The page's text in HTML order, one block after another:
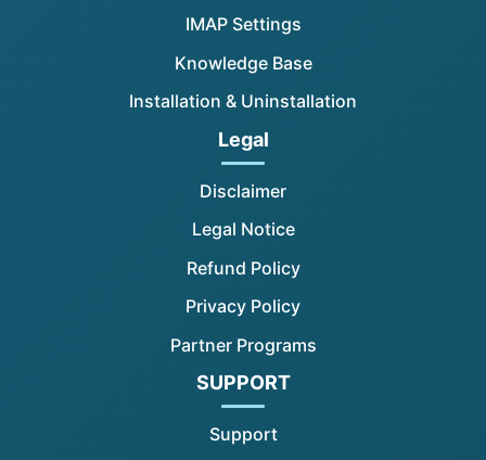
IMAP Settings
Knowledge Base
Installation & Uninstallation
Legal
Disclaimer
Legal Notice
Refund Policy
Privacy Policy
Partner Programs
SUPPORT
Support